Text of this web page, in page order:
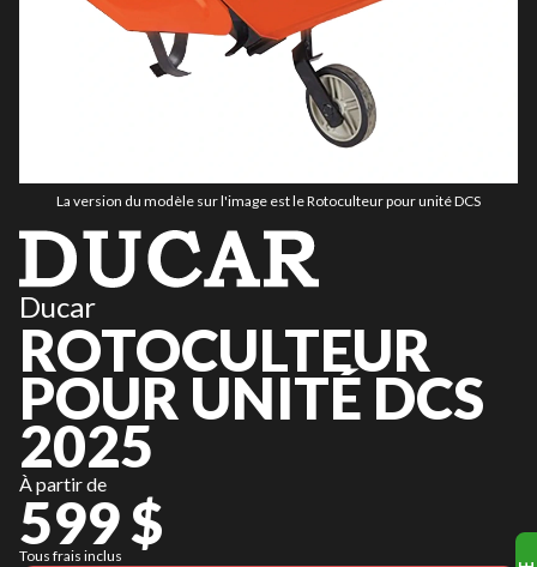
La version du modèle sur l'image est le Rotoculteur pour unité DCS
Ducar
ROTOCULTEUR
POUR UNITÉ DCS
2025
À partir de
599 $
Tous frais inclus